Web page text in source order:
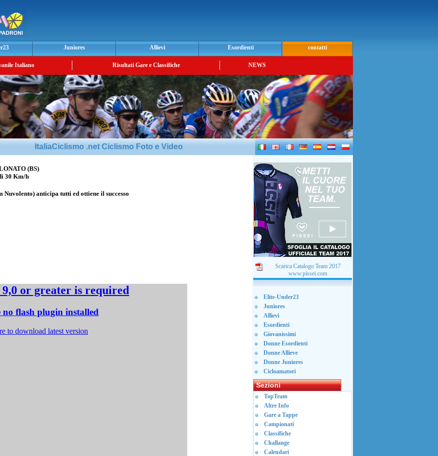
Juniores Allievi Esordienti contatti
Italiano Risultati Gare e Classifiche NEWS
ItaliaCiclismo .net Ciclismo Foto e Video
(BS)
30 Km/h
Nuvolento) anticipa tutti ed ottiene il successo
Scarica Catalogo Team 2017
www.pissei.com
Elite-Under23
Juniores
Allievi
Esordienti
Giovanissimi
Donne Esordienti
Donne Allieve
Donne Juniores
Cicloamatori
Sezioni
TopTeam
Altre Info
Gare a Tappe
Campionati
Classifiche
Challange
Calendari